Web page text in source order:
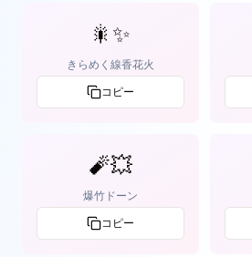
🎇✨
きらめく線香花火
コピー
🧨💥
爆竹ドーン
コピー